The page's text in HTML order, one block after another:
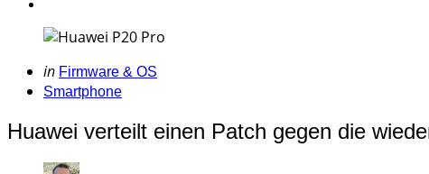
Categories
Posted
in
in Firmware & OS
Smartphone
Huawei verteilt einen Patch gegen die